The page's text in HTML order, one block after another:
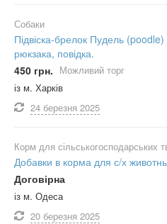
Собаки
Підвіска-брелок Пудель
рюкзака, повідка.
450 грн. Можливий торг
із м. Харків
24 березня 2025
Корм для сільськогосподарських
Добавки в корма для с/х
Договірна
із м. Одеса
20 березня 2025